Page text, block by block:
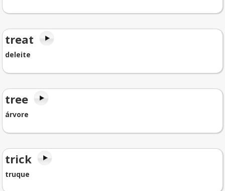
treat
deleite
tree
árvore
trick
truque